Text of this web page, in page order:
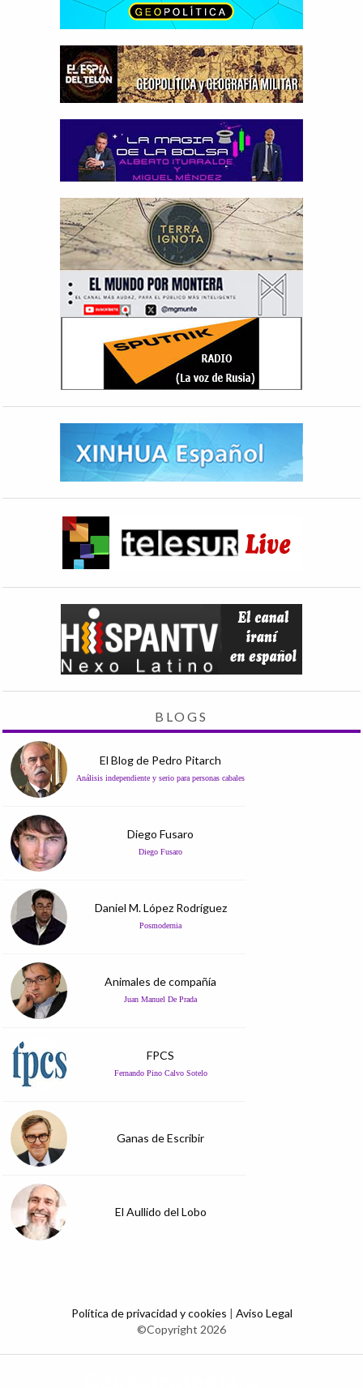
BLOGS
El Blog de Pedro Pitarch
Análisis independiente y serio para personas cabales
Diego Fusaro
Diego Fusaro
Daniel M. López Rodríguez
Posmodernia
Animales de compañía
Juan Manuel De Prada
FPCS
Fernando Pino Calvo Sotelo
Ganas de Escribir
El Aullido del Lobo
Política de privacidad y cookies | Aviso Legal
©Copyright 2026